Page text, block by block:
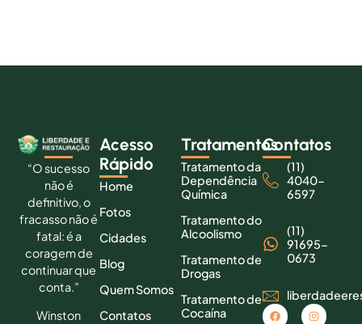
“O sucesso
não é
definitivo, o
fracasso não é
fatal: é a
coragem de
continuar que
conta.”
Winston
Acesso
Rápido
Home
Fotos
Cidades
Blog
Quem Somos
Contatos
Tratamentos
Tratamento da
Dependência
Química
Tratamento do
Alcoolismo
Tratamento de
Drogas
Tratamento de
Cocaína
Contatos
(11)
4040-
6597
(11)
91695-
0673